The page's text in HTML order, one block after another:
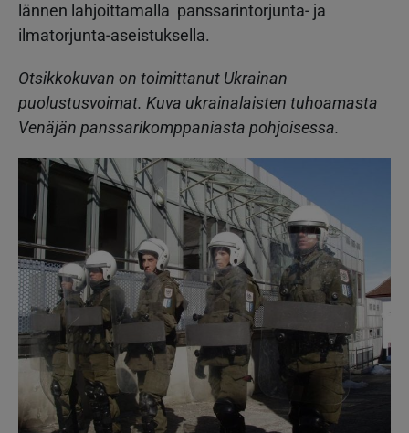
lännen lahjoittamalla panssarintorjunta- ja
ilmatorjunta-aseistuksella.
Otsikkokuvan on toimittanut Ukrainan
puolustusvoimat. Kuva ukrainalaisten tuhoamasta
Venäjän panssarikomppaniasta pohjoisessa.
Kuva